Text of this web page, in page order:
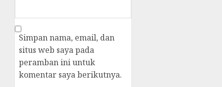
Simpan nama, email, dan
situs web saya pada
peramban ini untuk
komentar saya berikutnya.